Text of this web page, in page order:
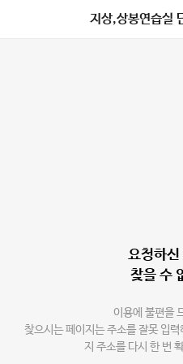
지상,상봉연습실
요청하
찾을 수
이용에 불편을
찾으시는 페이지는 주소를 잘못 입
지 주소를 다시 한 번